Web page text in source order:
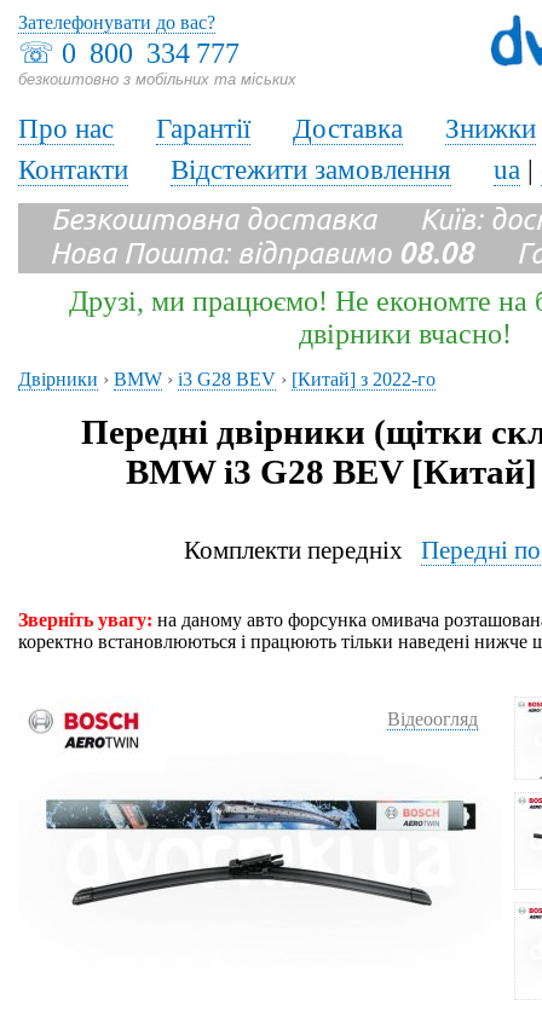
☏ 0 800 334 777
безкоштовно з мобільних та міських
Зателефонувати до вас?
Про нас Гарантії Доставка
Знижки
Контакти
Відстежити замовлення ua |
Безкоштовна доставка Київ:
Нова Пошта: відправимо 08.08
Друзі, ми працюємо! Не економте на
двірники вчасно!
Двірники › BMW › i3 G28 BEV › [Китай] з 2022-го
Передні двірники (щітки
BMW i3 G28 BEV [Китай]
Комплекти передніх Передні
Зверніть увагу: на даному авто форсунка омивача
коректно встановлюються і працюють тільки наведені нижче
Відеоогляд